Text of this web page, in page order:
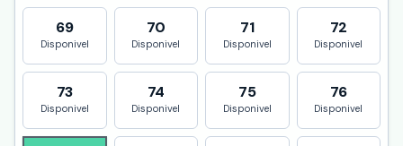
69
Disponivel
70
Disponivel
71
Disponivel
72
Disponivel
73
Disponivel
74
Disponivel
75
Disponivel
76
Disponivel